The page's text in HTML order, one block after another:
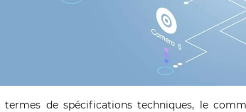
termes de spécifications techniques, le